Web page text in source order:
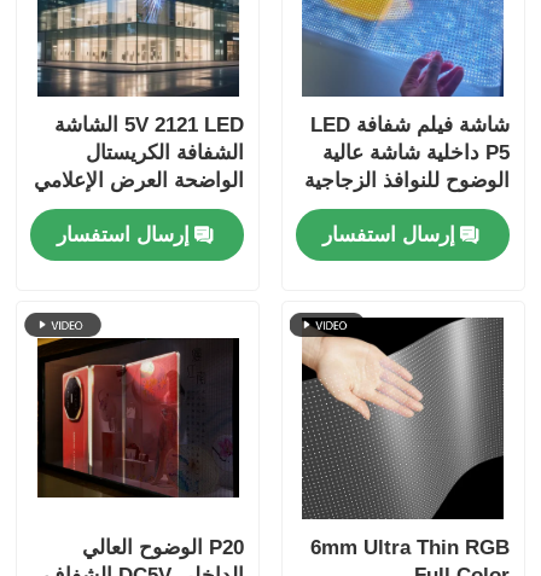
شاشة فيلم شفافة LED
P5 داخلية شاشة عالية
الوضوح للنوافذ الزجاجية
إرسال استفسار
5V 2121 LED الشاشة
الشفافة الكريستال
الواضحة العرض الإعلامي
الرقمي للتجزئة واجهة
المتجر الزجاجي مركز
المعارض محطة المطار
إرسال استفسار
6mm Ultra Thin RGB
P20 الوضوح العالي